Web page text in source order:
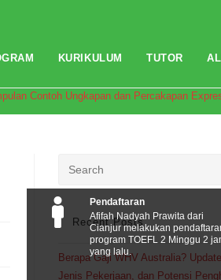
KURIKULUM TUTOR
Contoh Ungkapan dan Percakapan
Recent Posts
Berapa Gaji WHV Australia?
Jenis Pekerjaan, dan Potensi
Pendaftaran
Afifah Nadyah Prawita dari
Cianjur melakukan
program TOEFL 2 Minggu 2
yang lalu.